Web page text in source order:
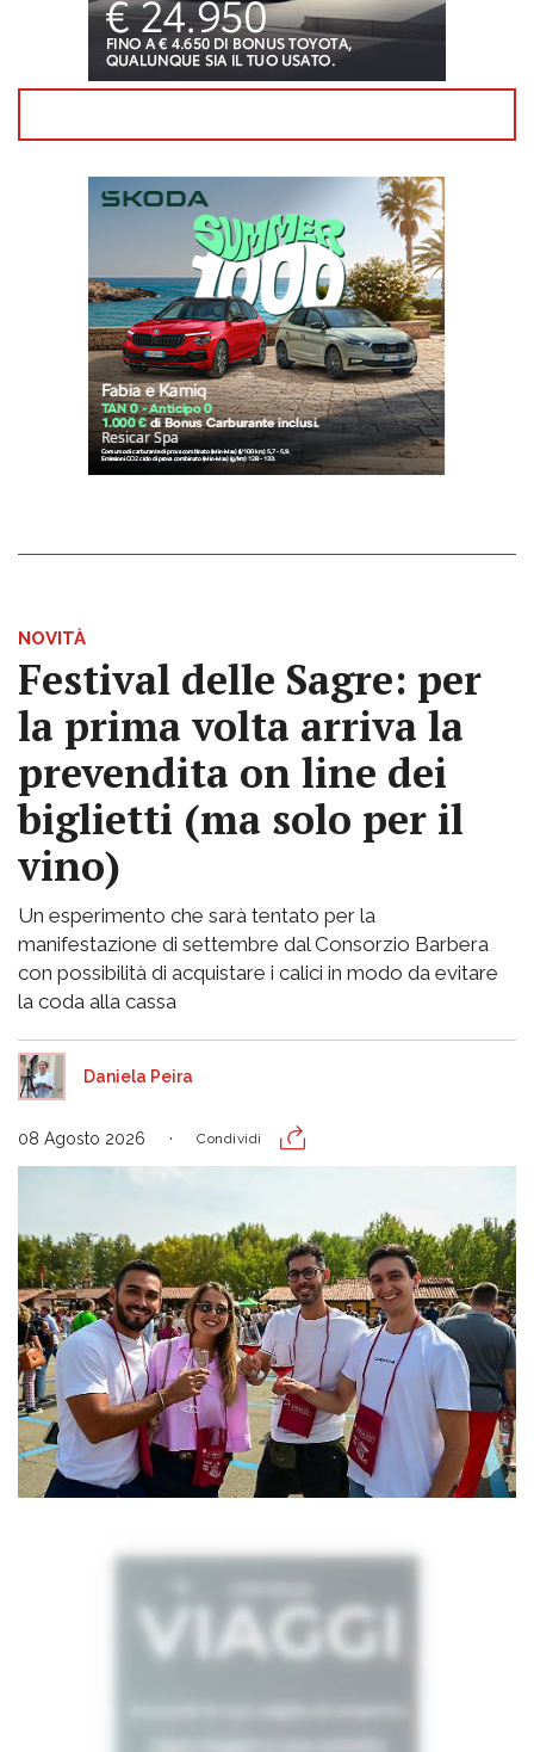
NOVITÀ
Festival delle Sagre: per
la prima volta arriva la
prevendita on line dei
biglietti (ma solo per il
vino)
Un esperimento che sarà tentato per la
manifestazione di settembre dal Consorzio Barbera
con possibilità di acquistare i calici in modo da evitare
la coda alla cassa
Daniela Peira
08 Agosto 2026 Condividi